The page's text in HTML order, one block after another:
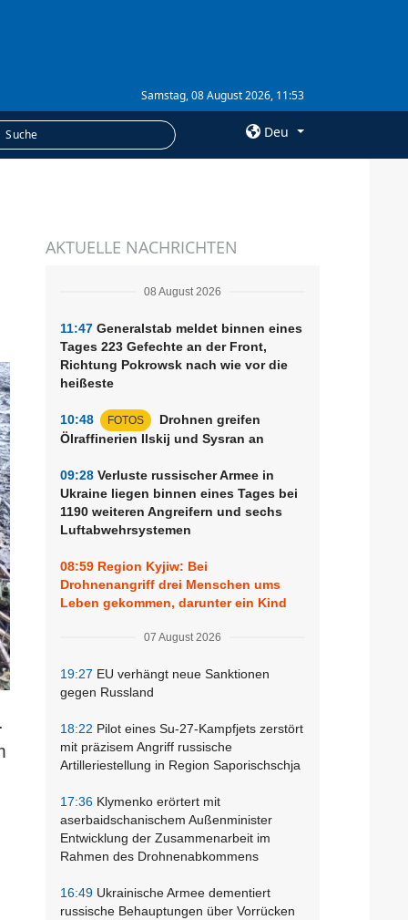
Samstag, 08 August 2026, 11:53
Deu
Abonnement
AKTUELLE NACHRICHTEN
08 August 2026
11:47 Generalstab meldet binnen eines
Tages 223 Gefechte an der Front,
Richtung Pokrowsk nach wie vor die
heißeste
10:48 FOTOS
Drohnen greifen
Ölraffinerien Ilskij und Sysran an
09:28 Verluste russischer Armee in
Ukraine liegen binnen eines Tages bei
1190 weiteren Angreifern und sechs
Luftabwehrsystemen
08:59 Region Kyjiw: Bei
Drohnenangriff drei Menschen ums
Leben gekommen, darunter ein Kind
07 August 2026
19:27 EU verhängt neue Sanktionen
gegen Russland
18:22 Pilot eines Su-27-Kampfjets zerstört
mit präzisem Angriff russische
Artilleriestellung in Region Saporischschja
17:36 Klymenko erörtert mit
aserbaidschanischem Außenminister
Entwicklung der Zusammenarbeit im
Rahmen des Drohnenabkommens
16:49 Ukrainische Armee dementiert
russische Behauptungen über Vorrücken